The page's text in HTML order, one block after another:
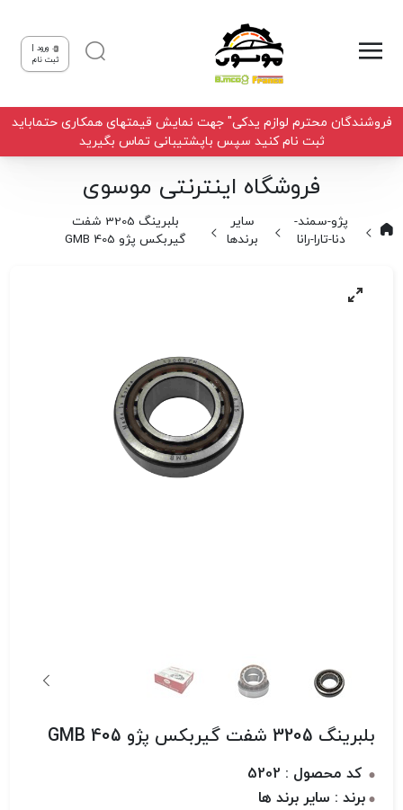
ورود |
ثبت نام
فروشندگان محترم لوازم یدکی" جهت نمایش قیمتهای همکاری حتماباید
ثبت نام کنید سپس باپشتیبانی تماس بگیرید
فروشگاه اینترنتی موسوی
پژو-سمند-
دنا-تارا-رانا
سایر
برندها
بلبرینگ 3205 شفت
گیربکس پژو 405 GMB
بلبرینگ 3205 شفت گیربکس پژو 405 GMB
کد محصول : 5202
برند : سایر برند ها